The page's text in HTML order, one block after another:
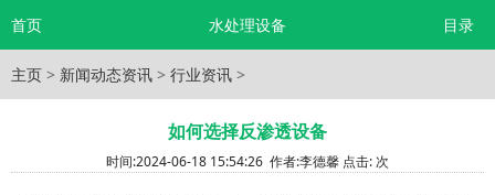
首页 水处理设备 目录
主页 > 新闻动态资讯 > 行业资讯 >
如何选择反渗透设备
时间:2024-06-18 15:54:26 作者:李德馨 点击: 次